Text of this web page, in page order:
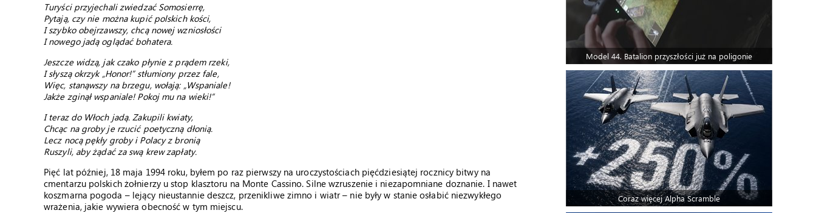
Turyści przyjechali zwiedzać Somosierrę,
Pytają, czy nie można kupić polskich kości,
I szybko obejrzawszy, chcą nowej wzniosłości
I nowego jadą oglądać bohatera.
Jeszcze widzą, jak czako płynie z prądem rzeki,
I słyszą okrzyk „Honor!” stłumiony przez fale,
Więc, stanąwszy na brzegu, wołają: „Wspaniale!
Jakże zginął wspaniale! Pokoj mu na wieki!”
I teraz do Włoch jadą. Zakupili kwiaty,
Chcąc na groby je rzucić poetyczną dłonią.
Lecz nocą pękły groby i Polacy z bronią
Ruszyli, aby żądać za swą krew zapłaty.
Pięć lat później, 18 maja 1994 roku, byłem po raz pierwszy na uroczystościach pięćdziesiątej rocznicy bitwy na
cmentarzu polskich żołnierzy u stop klasztoru na Monte Cassino. Silne wzruszenie i niezapomniane doznanie. I nawet
koszmarna pogoda – lejący nieustannie deszcz, przenikliwe zimno i wiatr – nie były w stanie osłabić niezwykłego
wrażenia, jakie wywiera obecność w tym miejscu.
Model 44. Batalion przyszłości już na poligonie
Coraz więcej Alpha Scramble